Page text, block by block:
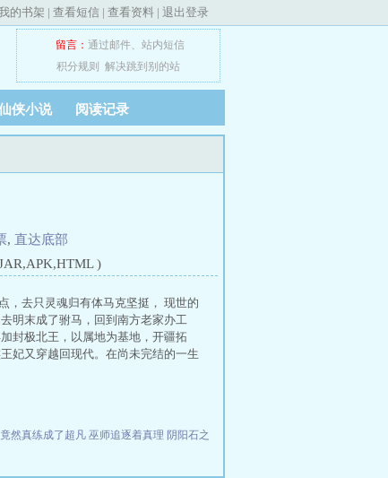
的书架 | 查看短信 | 查看资料 | 退出登录
留言： 通过邮件、 站内短信
积分规则
解决跳到别的站
侠小说 阅读记录
, 直达底部
)
，去只灵魂归有体马克坚挺， 现世的
明末成了驸马，回到南方老家办工
封极北王，以属地为基地，开疆拓
妃又穿越回现代。在尚未完结的一生
然真练成了超凡 巫师追逐着真理 阴阳石之